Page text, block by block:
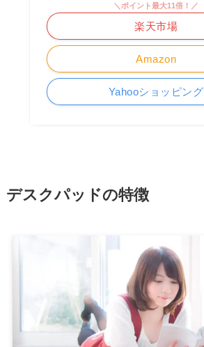
Amazon
＼ポイント最大11倍！／
楽天市場
Yahooショッピング
デスクパッドの特徴